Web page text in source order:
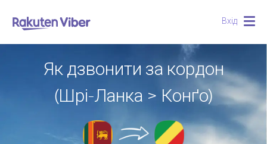
Вхід
Як дзвонити за кордон
(Шрі-Ланка > Конґо)